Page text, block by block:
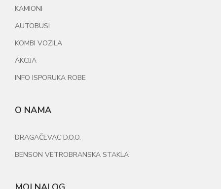
KAMIONI
AUTOBUSI
KOMBI VOZILA
AKCIJA
INFO ISPORUKA ROBE
O NAMA
DRAGAČEVAC D.O.O.
BENSON VETROBRANSKA STAKLA